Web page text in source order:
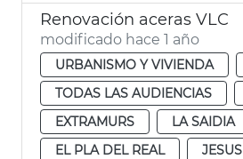
Renovación aceras VLC
modificado hace 1 año
URBANISMO Y VIVIENDA
TODAS LAS AUDIENCIAS
EXTRAMURS
LA SAIDIA
EL PLA DEL REAL
JESUS